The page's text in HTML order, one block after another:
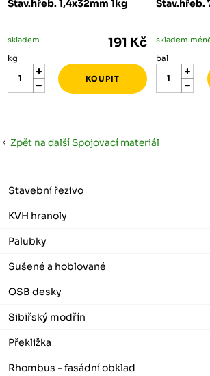
Stav.hřeb. 1,4x32mm 1kg
skladem 191 Kč
kg
Stav.hřeb.
bal
Zpět na další Spojovací materiál
Stavební řezivo
KVH hranoly
Palubky
Sušené a hoblované
OSB desky
Sibiřský modřín
Překližka
Rhombus - fasádní obklad